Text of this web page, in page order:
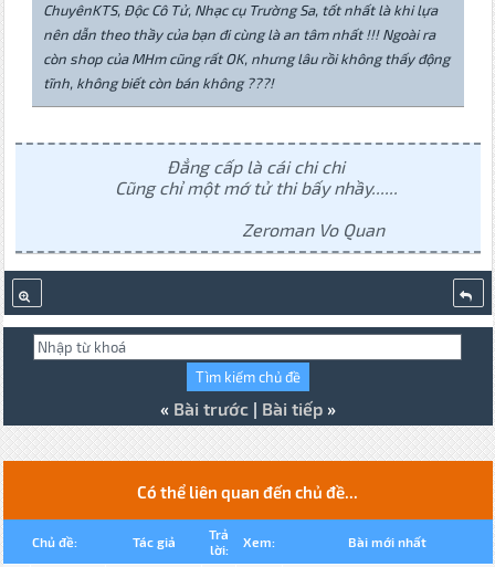
ChuyênKTS, Độc Cô Tử, Nhạc cụ Trường Sa, tốt nhất là khi lựa
nên dẫn theo thầy của bạn đi cùng là an tâm nhất !!! Ngoài ra
còn shop của MHm cũng rất OK, nhưng lâu rồi không thấy động
tĩnh, không biết còn bán không ???!
Đẳng cấp là cái chi chi
Cũng chỉ một mớ tử thi bấy nhầy......
Zeroman Vo Quan
« Bài trước| Bài tiếp»
Có thể liên quan đến chủ đề...
Chủ đề: Tác giả
Trả
lời:
Xem: Bài mới nhất